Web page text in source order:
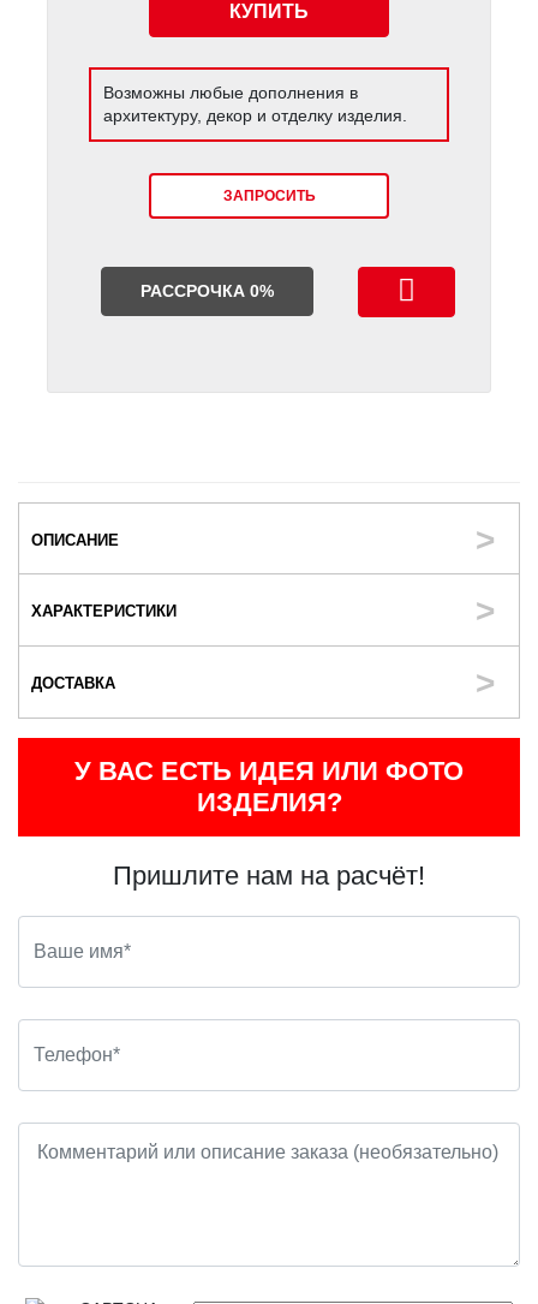
КУПИТЬ
Возможны любые дополнения в
архитектуру, декор и отделку изделия.
ЗАПРОСИТЬ
РАССРОЧКА 0%
ОПИСАНИЕ
ХАРАКТЕРИСТИКИ
ДОСТАВКА
У ВАС ЕСТЬ ИДЕЯ ИЛИ ФОТО
ИЗДЕЛИЯ?
Пришлите нам на расчёт!